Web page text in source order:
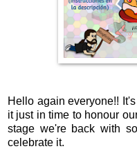
Hello again everyone!!
it just in time to honour
stage we're back with
celebrate it.